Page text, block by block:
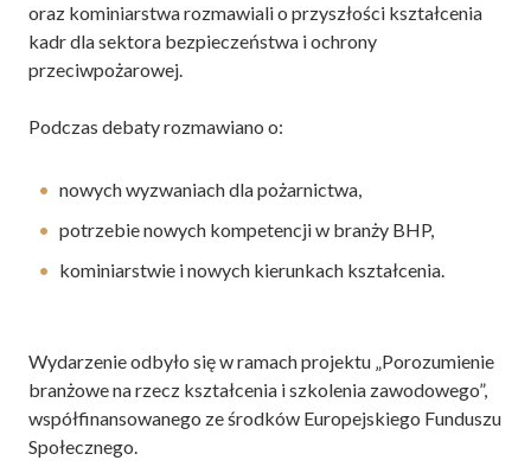
oraz kominiarstwa rozmawiali o przyszłości kształcenia
kadr dla sektora bezpieczeństwa i ochrony
przeciwpożarowej.
Podczas debaty rozmawiano o:
nowych wyzwaniach dla pożarnictwa,
potrzebie nowych kompetencji w branży BHP,
kominiarstwie i nowych kierunkach kształcenia.
Wydarzenie odbyło się w ramach projektu „Porozumienie
branżowe na rzecz kształcenia i szkolenia zawodowego”,
współfinansowanego ze środków Europejskiego Funduszu
Społecznego.